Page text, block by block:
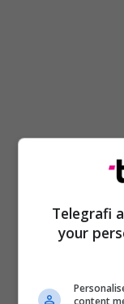
Telegrafi
your
content